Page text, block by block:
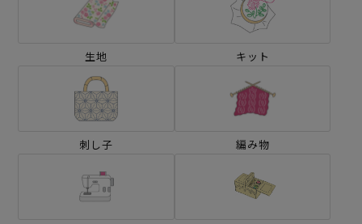
生地 キット
刺し子 編み物